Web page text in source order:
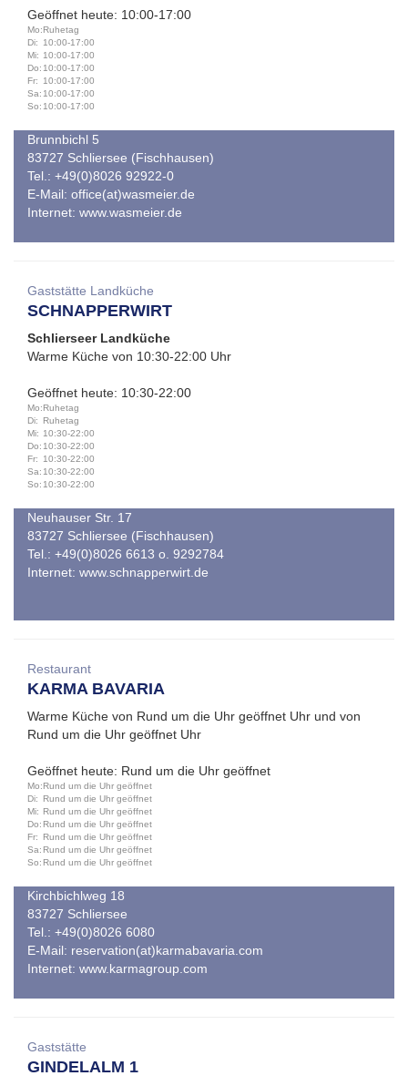
Geöffnet heute: 10:00-17:00
Mo:Ruhetag
Di:
10:00-17:00
Mi: 10:00-17:00
Do: 10:00-17:00
Fr:
10:00-17:00
Sa: 10:00-17:00
So: 10:00-17:00
Brunnbichl 5
83727 Schliersee (Fischhausen)
Tel.: +49(0)8026 92922-0
E-Mail: office(at)wasmeier.de
Internet: www.wasmeier.de
Gaststätte Landküche
SCHNAPPERWIRT
Schlierseer Landküche
Warme Küche von 10:30-22:00 Uhr
Geöffnet heute: 10:30-22:00
Mo:Ruhetag
Di:
Ruhetag
Mi: 10:30-22:00
Do: 10:30-22:00
Fr:
10:30-22:00
Sa: 10:30-22:00
So: 10:30-22:00
Neuhauser Str. 17
83727 Schliersee (Fischhausen)
Tel.: +49(0)8026 6613 o. 9292784
Internet: www.schnapperwirt.de
Restaurant
KARMA BAVARIA
Warme Küche von Rund um die Uhr geöffnet Uhr und von
Rund um die Uhr geöffnet Uhr
Geöffnet heute: Rund um die Uhr geöffnet
Mo:Rund um die Uhr geöffnet
Di:
Rund um die Uhr geöffnet
Mi: Rund um die Uhr geöffnet
Do: Rund um die Uhr geöffnet
Fr:
Rund um die Uhr geöffnet
Sa: Rund um die Uhr geöffnet
So: Rund um die Uhr geöffnet
Kirchbichlweg 18
83727 Schliersee
Tel.: +49(0)8026 6080
E-Mail: reservation(at)karmabavaria.com
Internet: www.karmagroup.com
Gaststätte
GINDELALM 1